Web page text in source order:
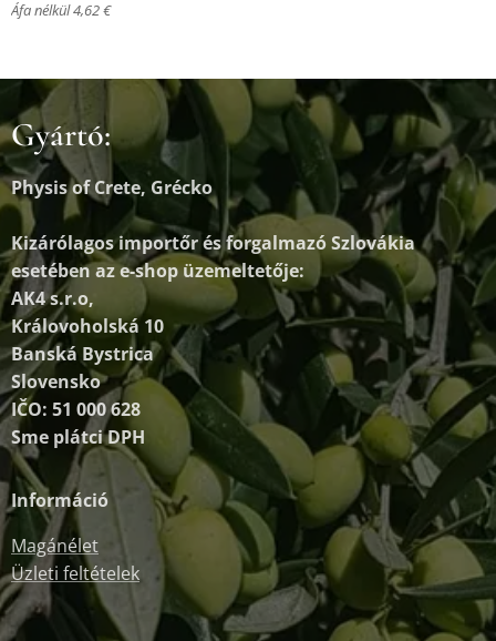
Áfa nélkül 4,62 €
Gyártó:
Physis of Crete, Grécko
Kizárólagos importőr és forgalmazóSzlovákia
esetében az e-shop üzemeltetője:
AK4 s.r.o,
Královoholská 10
Banská Bystrica
Slovensko
IČO: 51 000 628
Sme plátci DPH
Információ
Magánélet
Üzleti feltételek